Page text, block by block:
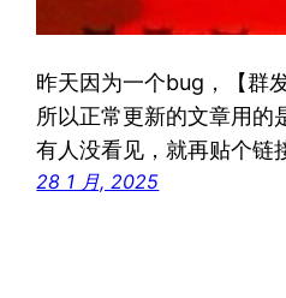
昨天因为一个bug，【群
所以正常更新的文章用的
有人没看见，就再贴个链
28 1 月, 2025